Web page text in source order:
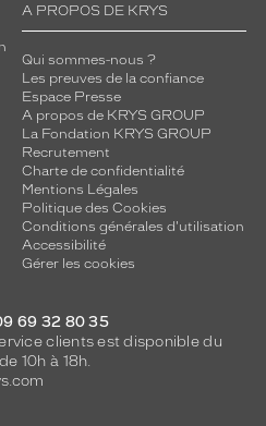
A PROPOS DE KRYS
Qui sommes-nous ?
Les preuves de la confiance
Espace Presse
A propos de KRYS GROUP
La Fondation KRYS GROUP
Recrutement
Charte de confidentialité
Mentions Légales
Politique des Cookies
Conditions générales d'utilisation
Accessibilité
Gérer les cookies
69 32 80 35
clients est disponible du
10h à 18h.